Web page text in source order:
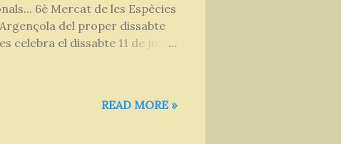
6è Mercat de les Espècies
del proper dissabte
celebra el dissabte 11 de juny i
d'Argençola , que ha
hi pugui participar. Per
del matí fins la nit, i ...
READ MORE »